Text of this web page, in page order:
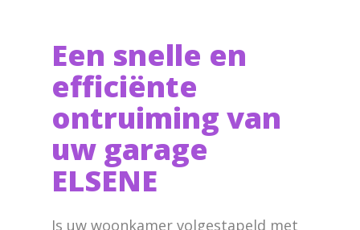
Een snelle en
efficiënte
ontruiming van
uw garage
ELSENE
Is uw woonkamer volgestapeld met